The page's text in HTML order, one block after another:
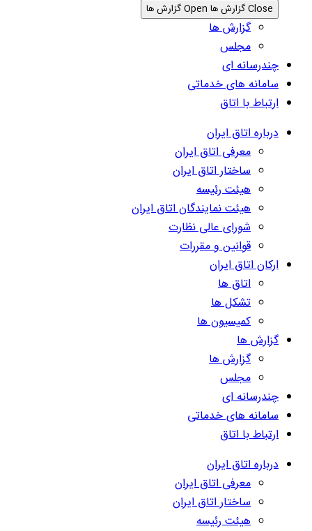
Close گزارش ها Open گزارش ها
گزارش ها
مجلس
چندرسانه ای
سامانه های خدماتی
ارتباط با اتاق
درباره اتاق ایران
معرفی اتاق ایران
ساختار اتاق ایران
هیئت رئیسه
هیئت نمایندگان اتاق ایران
شورای عالی نظارت
قوانین و مقررات
ارکان اتاق ایران
اتاق ها
تشکل ها
کمیسیون ها
گزارش ها
گزارش ها
مجلس
چندرسانه ای
سامانه های خدماتی
ارتباط با اتاق
درباره اتاق ایران
معرفی اتاق ایران
ساختار اتاق ایران
هیئت رئیسه